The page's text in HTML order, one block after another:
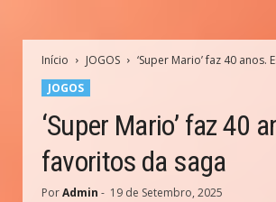
Início JOGOS
‘Super Mario’ faz 40
JOGOS
‘Super Mario’ faz 40
favoritos da saga
Por Admin - 19 de Setembro, 2025